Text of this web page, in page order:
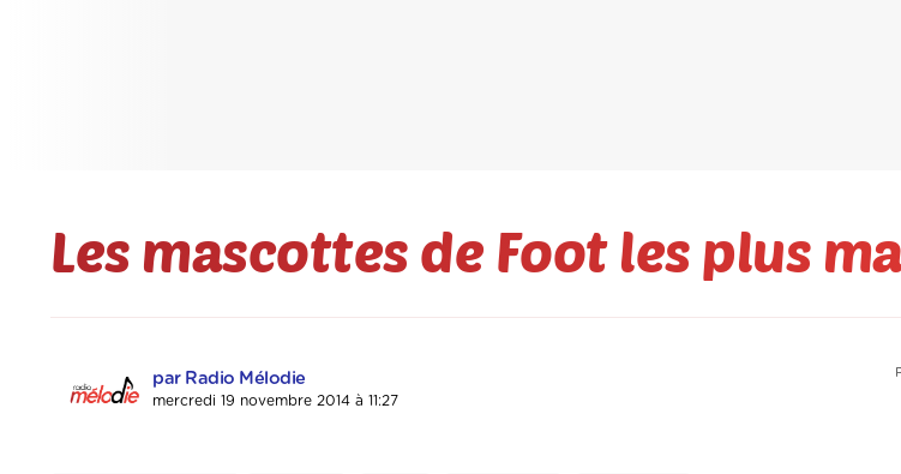
Les mascottes de Foot les plus
par Radio Mélodie
mercredi 19 novembre 2014 à 11:27